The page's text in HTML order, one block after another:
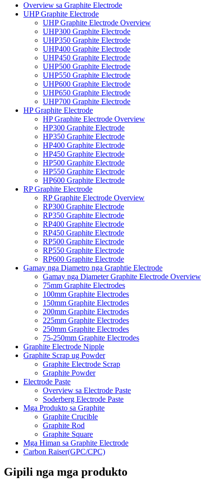
Overview sa Graphite Electrode
UHP Graphite Electrode
UHP Graphite Electrode Overview
UHP300 Graphite Electrode
UHP350 Graphite Electrode
UHP400 Graphite Electrode
UHP450 Graphite Electrode
UHP500 Graphite Electrode
UHP550 Graphite Electrode
UHP600 Graphite Electrode
UHP650 Graphite Electrode
UHP700 Graphite Electrode
HP Graphite Electrode
HP Graphite Electrode Overview
HP300 Graphite Electrode
HP350 Graphite Electrode
HP400 Graphite Electrode
HP450 Graphite Electrode
HP500 Graphite Electrode
HP550 Graphite Electrode
HP600 Graphite Electrode
RP Graphite Electrode
RP Graphite Electrode Overview
RP300 Graphite Electrode
RP350 Graphite Electrode
RP400 Graphite Electrode
RP450 Graphite Electrode
RP500 Graphite Electrode
RP550 Graphite Electrode
RP600 Graphite Electrode
Gamay nga Diametro nga Graphtie Electrode
Gamay nga Diameter Graphite Electrode Overview
75mm Graphite Electrodes
100mm Graphite Electrodes
150mm Graphite Electrodes
200mm Graphite Electrodes
225mm Graphite Electrodes
250mm Graphite Electrodes
75-250mm Graphite Electrodes
Graphite Electrode Nipple
Graphite Scrap ug Powder
Graphite Electrode Scrap
Graphite Powder
Electrode Paste
Overview sa Electrode Paste
Soderberg Electrode Paste
Mga Produkto sa Graphite
Graphite Crucible
Graphite Rod
Graphite Square
Mga Himan sa Graphite Electrode
Carbon Raiser(GPC/CPC)
Gipili nga mga produkto